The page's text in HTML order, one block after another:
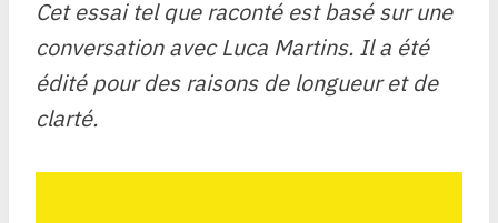
Cet essai tel que raconté est basé sur une
conversation avecLuca Martins. Il a été
édité pour des raisons de longueur et de
clarté.